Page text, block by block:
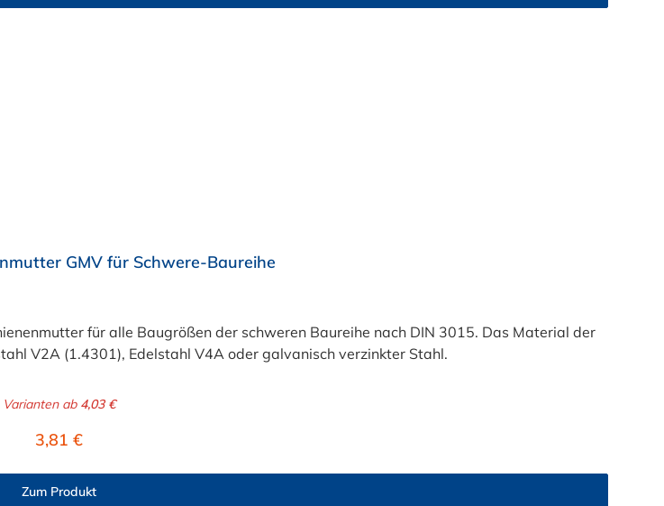
GMV für Schwere-Baureihe
für alle Baugrößen der schweren Baureihe nach DIN 3015. Das Material der
V2A (1.4301), Edelstahl V4A oder galvanisch verzinkter Stahl.
Varianten ab4,03 €
Regulärer Preis:
3,81 €
Zum Produkt